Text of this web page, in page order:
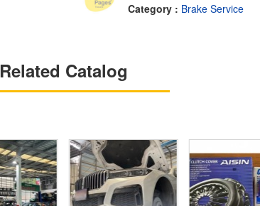
Category : Brake Service
Related Catalog